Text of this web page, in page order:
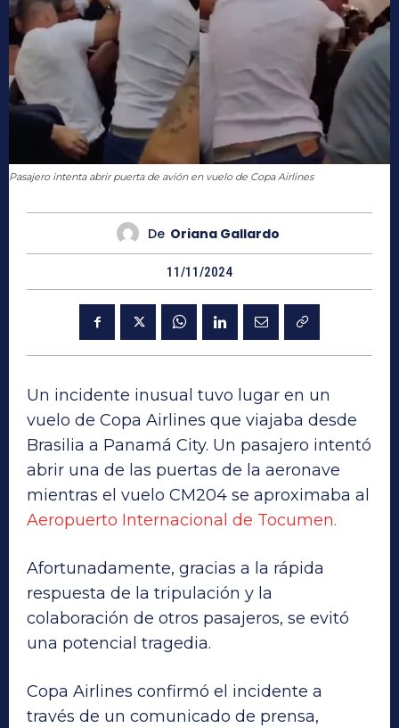
Pasajero intenta abrir puerta de avión en vuelo de Copa Airlines
De Oriana Gallardo
11/11/2024
Un incidente inusual tuvo lugar en un
vuelo de Copa Airlines que viajaba desde
Brasilia a Panamá City. Un pasajero intentó
abrir una de las puertas de la aeronave
mientras el vuelo CM204 se aproximaba al
Aeropuerto Internacional de Tocumen.
Afortunadamente, gracias a la rápida
respuesta de la tripulación y la
colaboración de otros pasajeros, se evitó
una potencial tragedia.
Copa Airlines confirmó el incidente a
través de un comunicado de prensa,